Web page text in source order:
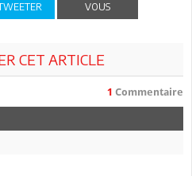
VOUS
CET ARTICLE
1 Commentaire